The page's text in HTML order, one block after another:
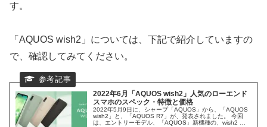
す。
「AQUOS wish2」については、下記で紹介していますの
で、確認してみてください。
2022年6月「AQUOS wish2」人気のローエンド
スマホのスペック・特徴と価格
2022年5月9日に、シャープ「AQUOS」から、「AQUOS
wish2」と、「AQUOS R7」が、発表されました。 今回
は、エントリーモデル、「AQUOS」新機種の、wish2 に